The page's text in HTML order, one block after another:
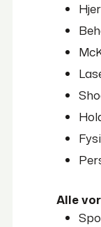
Alle